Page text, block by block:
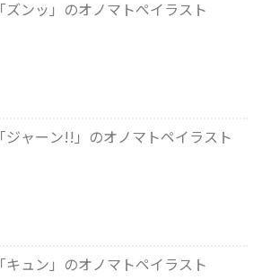
「ズンッ」のオノマトペイラスト
「ジャーン!!」のオノマトペイラスト
「キュン」のオノマトペイラスト